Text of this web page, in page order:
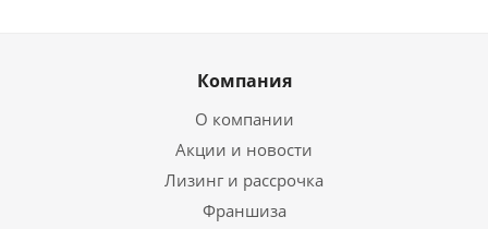
Компания
О компании
Акции и новости
Лизинг и рассрочка
Франшиза